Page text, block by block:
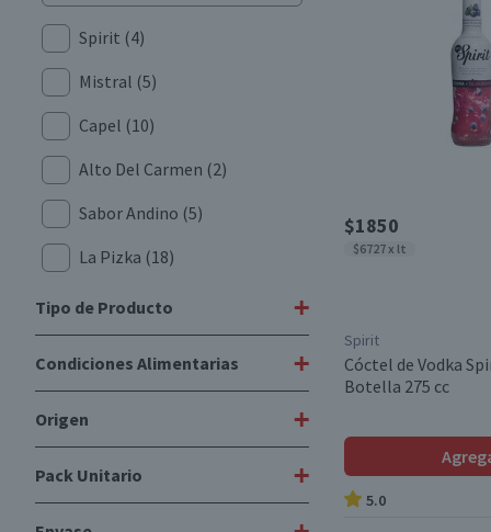
Spirit (4)
Mistral (5)
Capel (10)
Alto Del Carmen (2)
Sabor Andino (5)
La Pizka (18)
RRR(3)
Dr. Lemon(5)
Sierra Morena
Tres Erres
Tipo de Producto +
Vodka(4)
Cócteles Colados(9)
Cócteles Frutales(6)
Condiciones Alimentarias +
Libre de Gluten
Vegano
Origen +
Nacional
Pack Unitario +
$1850
$6727 x lt
Spirit
Cóctel de Vodka
Botella 275 cc
5.0